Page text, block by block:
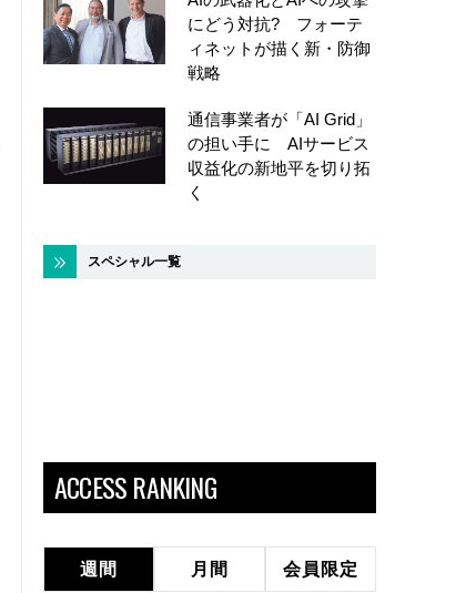
にどう対抗? フォーテ
ィネットが描く新・防御
戦略
通信事業者が「AI Grid」
の担い手に AIサービス
収益化の新地平を切り拓
く
スペシャル一覧
ACCESS RANKING
週間 月間 会員限定